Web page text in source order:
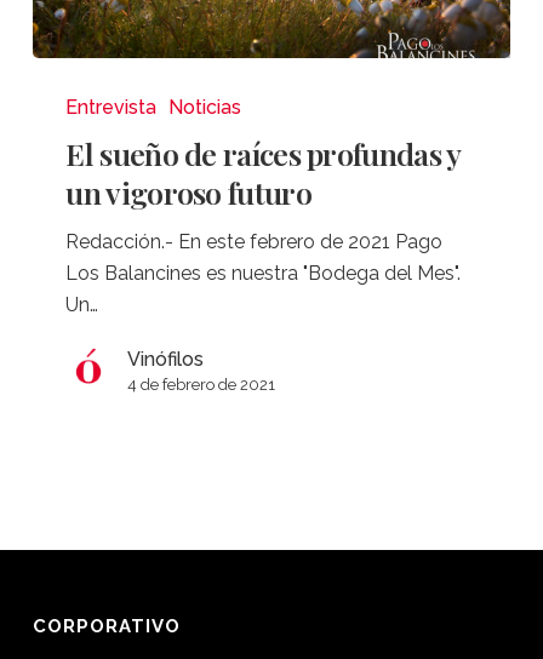
sueño
raíces
profundas
vigoroso
Entrevista Noticias
El sueño de raíces profundas y
un vigoroso futuro
Redacción.- En este febrero de 2021 Pago
Los Balancines es nuestra "Bodega del Mes".
Un…
Vinófilos
4 de febrero de 2021
CORPORATIVO